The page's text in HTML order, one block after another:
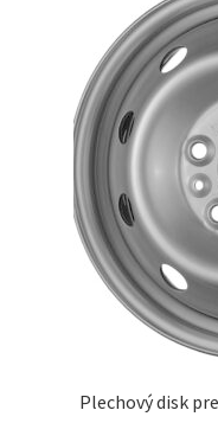
Plechový disk